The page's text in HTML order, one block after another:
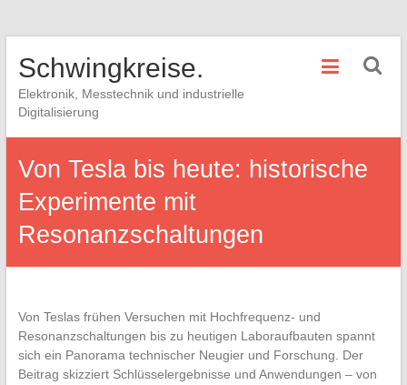
Schwingkreise.
Elektronik, Messtechnik und industrielle
Digitalisierung
Von Tesla bis heute: historische
Experimente mit
Resonanzschaltungen
Von Teslas⁤ frühen Versuchen mit Hochfrequenz- und
Resonanzschaltungen bis zu heutigen Laboraufbauten spannt
sich ein​ Panorama ⁤technischer ​Neugier‌ und⁤ Forschung. Der
‌Beitrag skizziert Schlüsselergebnisse und⁤ Anwendungen – von